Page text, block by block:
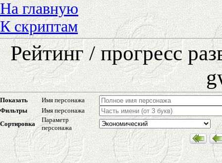
На главную
К скриптам
Рейтинг / прогресс
Показать
Имя персонажа
Фильтры
Имя персонажа
Сортировка
Параметр
персонажа